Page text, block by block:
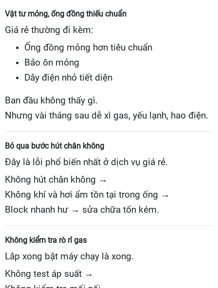
Vật tư mỏng, ống đồng thiếu chuẩn
Giá rẻ thường đi kèm:
Ống đồng mỏng hơn tiêu chuẩn
Bảo ôn mỏng
Dây điện nhỏ tiết diện
Ban đầu không thấy gì.
Nhưng vài tháng sau dễ xì gas, yếu lạnh, hao điện.
Bỏ qua bước hút chân không
Đây là lỗi phổ biến nhất ở dịch vụ giá rẻ.
Không hút chân không →
Không khí và hơi ẩm tồn tại trong ống →
Block nhanh hư → sửa chữa tốn kém.
Không kiểm tra rò rỉ gas
Lắp xong bật máy chạy là xong.
Không test áp suất →